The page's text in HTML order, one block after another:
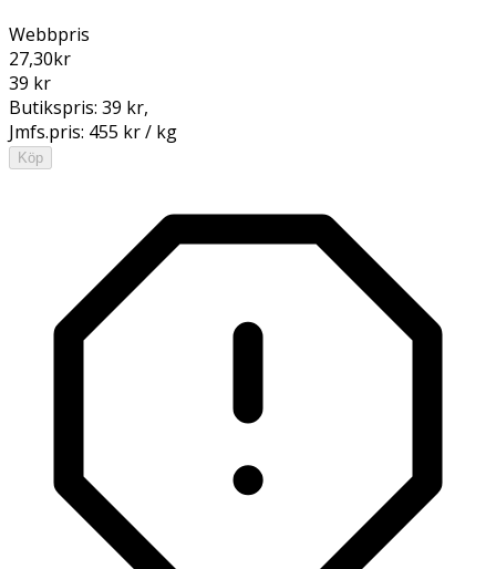
Webbpris
27,30kr
39 kr
Butikspris: 39 kr,
Jmfs.pris: 455 kr / kg
Köp